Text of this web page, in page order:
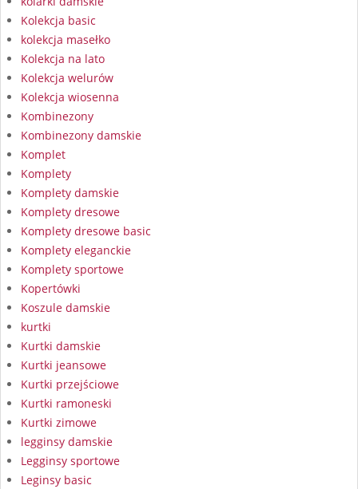
Kolekcja basic
kolekcja masełko
Kolekcja na lato
Kolekcja welurów
Kolekcja wiosenna
Kombinezony
Kombinezony damskie
Komplet
Komplety
Komplety damskie
Komplety dresowe
Komplety dresowe basic
Komplety eleganckie
Komplety sportowe
Kopertówki
Koszule damskie
kurtki
Kurtki damskie
Kurtki jeansowe
Kurtki przejściowe
Kurtki ramoneski
Kurtki zimowe
legginsy damskie
Legginsy sportowe
Leginsy basic